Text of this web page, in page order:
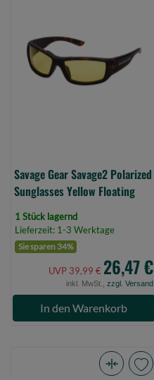
Polarized
Sunglasses
Yellow
Savage Gear Savage2 Polarized
Sunglasses Yellow Floating
1 Stück lagernd
Lieferzeit: 1-3 Werktage
Sie sparen 34%
UVP 39,99 € 26,47 €
inkl. MwSt., zzgl. Versand
In den Warenkorb